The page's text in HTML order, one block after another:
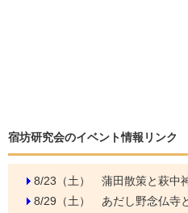
宿坊研究会のイベント情報リンク
8/23（土） 蒲田散策と萩中
8/29（土） あだし野念仏寺